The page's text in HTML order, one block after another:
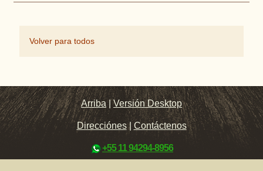
Volver para todos
Arriba |Versión Desktop
Direcciónes| Contáctenos
+55 11 94294-8956